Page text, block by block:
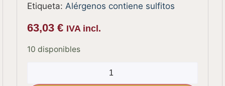
Etiqueta: Alérgenos contiene sulfitos
63,03€ IVA incl.
10 disponibles